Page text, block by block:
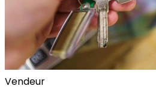
Vendeur